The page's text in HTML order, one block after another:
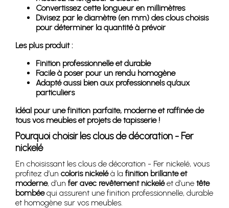
Convertissez cette longueur en millimètres
Divisez par le diamètre (en mm) des clous choisis
pour déterminer la quantité à prévoir
Les plus produit :
Finition professionnelle et durable
Facile à poser pour un rendu homogène
Adapté aussi bien aux professionnels qu’aux
particuliers
Idéal pour une finition parfaite, moderne et raffinée de
tous vos meubles et projets de tapisserie !
Pourquoi choisir les clous de décoration - Fer
nickelé
En choisissant les clous de décoration - Fer nickelé, vous
profitez d’un coloris nickeléà la finition brillante et
moderne, d’un fer avec revêtement nickeléet d’une tête
bombéequi assurent une finition professionnelle, durable
et homogène sur vos meubles.